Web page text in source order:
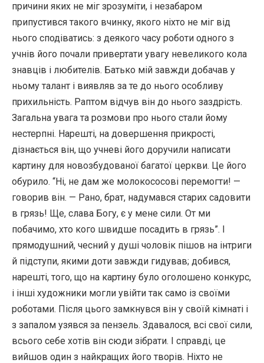
причини яких не міг зрозуміти, і незабаром
припустився такого вчинку, якого ніхто не міг від
нього сподіватись: з деякого часу роботи одного з
учнів його почали привертати увагу невеликого кола
знавців і любителів. Батько мій завжди добачав у
ньому талант і виявляв за те до нього особливу
прихильність. Раптом відчув він до нього заздрість.
Загальна увага та розмови про нього стали йому
нестерпні. Нарешті, на довершення прикрості,
дізнається він, що учневі його доручили написати
картину для новозбудованої багатої церкви. Це його
обурило. “Ні, не дам же молокососові перемогти! —
говорив він. — Рано, брат, надумався старих садовити
в грязь! Ще, слава Богу, є у мене сили. От ми
побачимо, хто кого швидше посадить в грязь”. І
прямодушний, чесний у душі чоловік пішов на інтриги
й підступи, якими доти завжди гидував; добився,
нарешті, того, що на картину було оголошено конкурс,
і інші художники могли увійти так само із своїми
роботами. Після цього замкнувся він у своїй кімнаті і
з запалом узявся за пензель. Здавалося, всі свої сили,
всього себе хотів він сюди зібрати. І справді, це
вийшов один з найкращих його творів. Ніхто не